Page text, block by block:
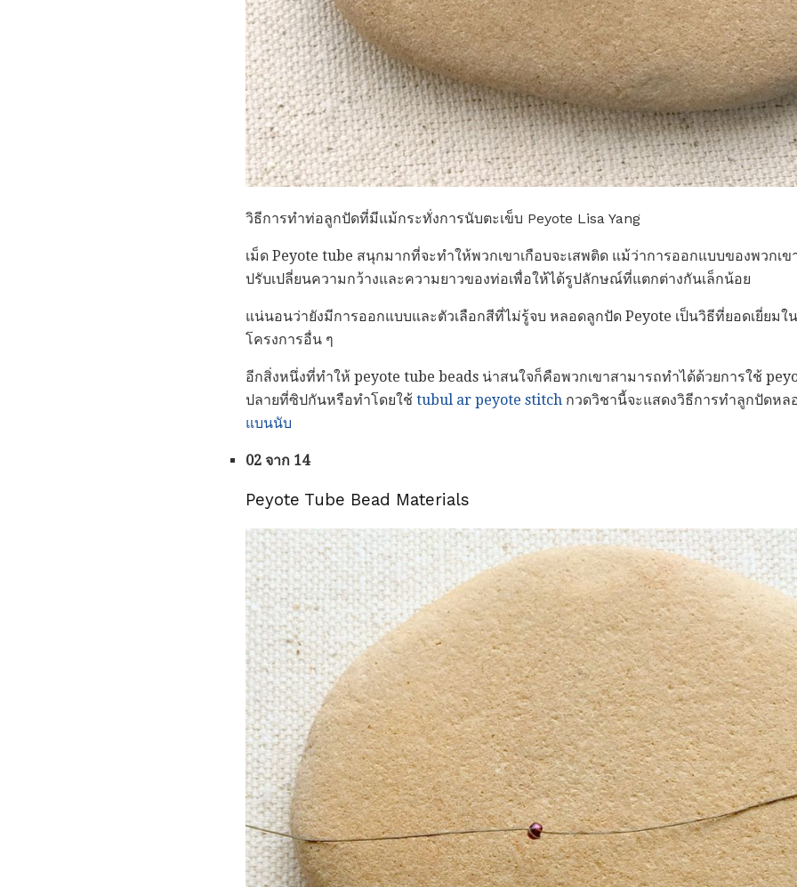
วิธีการทำท่อลูกปัดที่มีแม้กระทั่งการนับตะเข็บ Peyote Lisa Yang
เม็ด Peyote tube สนุกมากที่จะทำให้พวกเขาเกือบจะเสพติด แม้ว่าการออกแบบของพวกเข
ปรับเปลี่ยนความกว้างและความยาวของท่อเพื่อให้ได้รูปลักษณ์ที่แตกต่างกันเล็กน้อย
แน่นอนว่ายังมีการออกแบบและตัวเลือกสีที่ไม่รู้จบ หลอดลูกปัด Peyote เป็นวิธีที่ยอดเยี่ยมใ
โครงการอื่น ๆ
อีกสิ่งหนึ่งที่ทำให้ peyote tube beads น่าสนใจก็คือพวกเขาสามารถทำได้ด้วยการใช้
ปลายที่ซิปกันหรือทำโดยใช้ tubul ar peyote stitch กวดวิชานี้จะแสดงวิธีการทำลูกปัดหล
แบนนับ
02 จาก 14
Peyote Tube Bead Materials